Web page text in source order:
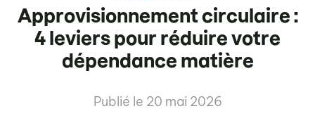
Approvisionnement circulaire :
4 leviers pour réduire votre
dépendance matière
Publié le 20 mai 2026